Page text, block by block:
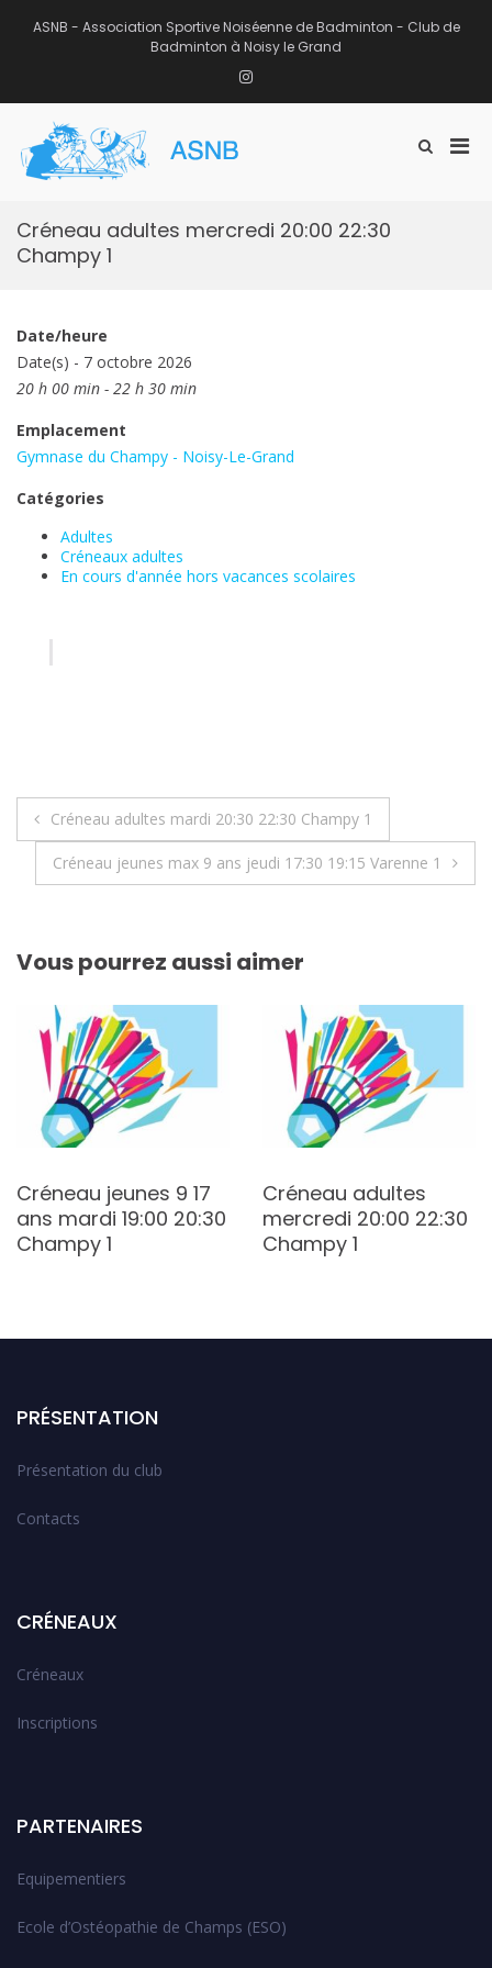
ASNB - Association Sportive Noiséenne de Badminton - Club de
Badminton à Noisy le Grand
Instagram
Afficher
Créneau adultes mercredi 20:00 22:30
Champy 1
Date/heure
Date(s) - 7 octobre 2026
20 h 00 min - 22 h 30 min
Emplacement
Gymnase du Champy - Noisy-Le-Grand
Catégories
Adultes
Créneaux adultes
En cours d'année hors vacances scolaires
Navigation
de
Créneau adultes mardi 20:30 22:30 Champy 1
Créneau jeunes max 9 ans jeudi 17:30 19:15 Varenne 1
Vous pourrez aussi aimer
Créneau jeunes 9 17
ans mardi 19:00 20:30
Champy 1
Créneau adultes
mercredi 20:00 22:30
Champy 1
PRÉSENTATION
Présentation du club
Contacts
CRÉNEAUX
Créneaux
Inscriptions
PARTENAIRES
Equipementiers
Ecole d’Ostéopathie de Champs (ESO)